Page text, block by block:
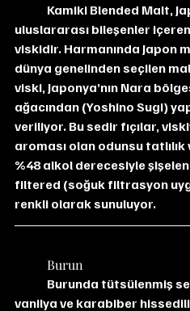
Kamiki Blended Malt,
uluslararası bileşenler
viskidir. Harmanında Japon
dünya genelinden seçilen
viski, Japonya’nın Nara
ağacından (Yoshino Sugi)
veriliyor. Bu sedir fıçılar,
aroması olan odunsu
%48 alkol derecesiyle
filtered (soğuk filtrasyon
renkli olarak sunuluyor.
	Burun
vanilya ve karabiber